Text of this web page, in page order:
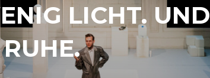
LICHT. UND